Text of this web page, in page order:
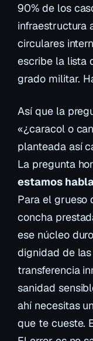
90% de los
infraestructura
circulares
escribe la lista
grado militar.
Así que la
«¿caracol o
planteada así
La pregunta
estamos
Para el grueso
concha
ese núcleo
dignidad de
transferencia
sanidad
ahí necesitas
que te cueste.